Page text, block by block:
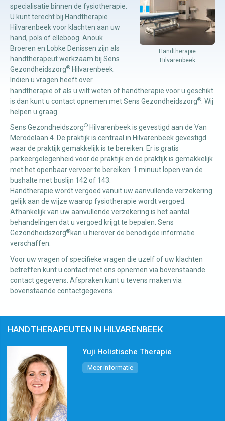
Handtherapie
Hilvarenbeek
specialisatie binnen de fysiotherapie.
U kunt terecht bij Handtherapie
Hilvarenbeek voor klachten aan uw
hand, pols of elleboog. Anouk
Broeren en Lobke Denissen zijn als
handtherapeut werkzaam bij Sens
Gezondheidszorg® Hilvarenbeek.
Indien u vragen heeft over
handtherapie of als u wilt weten of handtherapie voor u geschikt
is dan kunt u contact opnemen met Sens Gezondheidszorg® . Wij
helpen u graag.
Sens Gezondheidszorg® Hilvarenbeek is gevestigd aan de Van
Merodelaan 4. De praktijk is centraal in Hilvarenbeek gevestigd
waar de praktijk gemakkelijk is te bereiken. Er is gratis
parkeergelegenheid voor de praktijk en de praktijk is gemakkelijk
met het openbaar vervoer te bereiken: 1 minuut lopen van de
bushalte met buslijn 142 of 143.
Handtherapie wordt vergoed vanuit uw aanvullende verzekering
gelijk aan de wijze waarop fysiotherapie wordt vergoed.
Afhankelijk van uw aanvullende verzekering is het aantal
behandelingen dat u vergoed krijgt te bepalen. Sens
Gezondheidszorg®kan u hierover de benodigde informatie
verschaffen.
Voor uw vragen of specifieke vragen die uzelf of uw klachten
betreffen kunt u contact met ons opnemen via bovenstaande
contact gegevens. Afspraken kunt u tevens maken via
bovenstaande contactgegevens.
HANDTHERAPEUTEN IN HILVARENBEEK
Yuji Holistische Therapie
Meer informatie